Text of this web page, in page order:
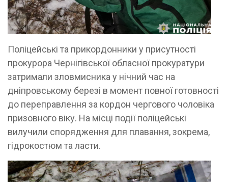
Поліцейські та прикордонники у присутності
прокурора Чернігівської обласної прокуратури
затримали зловмисника у нічний час на
дніпровському березі в момент повної готовності
до переправлення за кордон чергового чоловіка
призовного віку. На місці події поліцейські
вилучили спорядження для плавання, зокрема,
гідрокостюм та ласти.